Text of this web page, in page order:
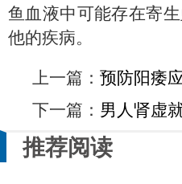
鱼血液中可能存在寄
他的疾病。
上一篇： 预防阳痿
下一篇： 男人肾虚
推荐阅读